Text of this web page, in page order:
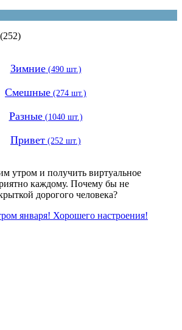
(252)
Зимние(490 шт.)
Смешные (274 шт.)
Разные(1040 шт.)
Привет (252 шт.)
утром и получить виртуальное
каждому. Почему бы не
дорогого человека?